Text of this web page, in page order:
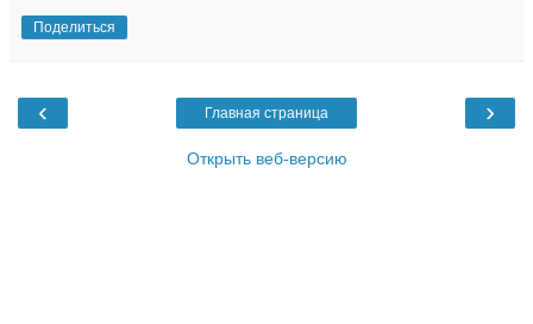
Поделиться
‹ ›
Главная страница
Открыть веб-версию